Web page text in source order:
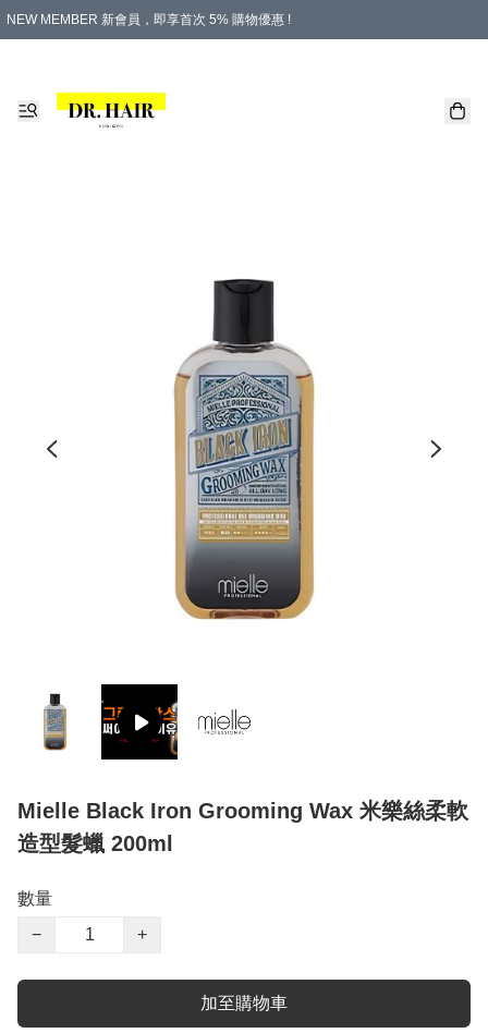
NEW MEMBER 新會員，即享首次 5% 購物優惠 !
Mielle Black Iron Grooming Wax 米樂絲柔軟
造型髮蠟 200ml
數量
−
+
加至購物車